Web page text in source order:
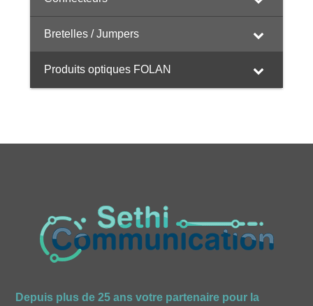
Bretelles / Jumpers
Produits optiques FOLAN
Depuis plus de 25 ans votre partenaire pour la